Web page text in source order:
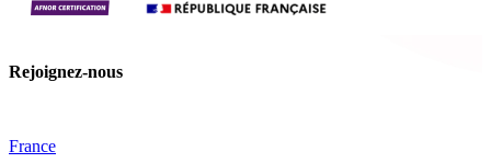
Rejoignez-nous
France